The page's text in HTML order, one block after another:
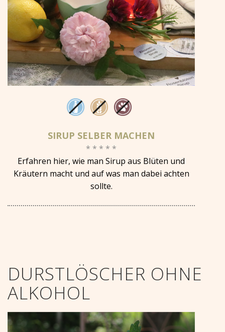
SIRUP SELBER MACHEN
* * * * *
Erfahren hier, wie man Sirup aus Blüten und
Kräutern macht und auf was man dabei achten
sollte.
DURSTLÖSCHER OHNE
ALKOHOL